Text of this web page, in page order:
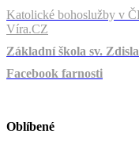
Katolické bohoslužby v
Víra.CZ
Základní škola sv.
Facebook farnosti
Oblíbené